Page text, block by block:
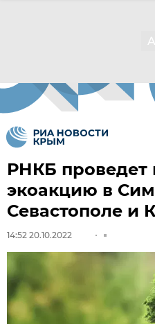
РНКБ проведет
экоакцию в
Севастополе и
14:52 20.10.2022